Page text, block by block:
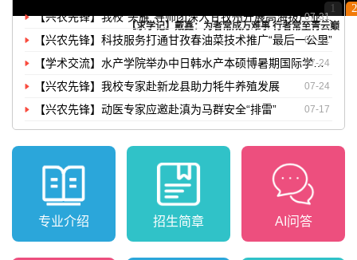
1 2
【求学记】戴鑫：为者常成万难事 行者常至青云巅
【兴农先锋】我校“头雁”导师团深入甘孜州开展高海拔产业帮扶
07-31
【兴农先锋】科技服务打通甘孜春油菜技术推广“最后一公里”
07-31
【学术交流】水产学院举办中日韩水产本硕博暑期国际学术交流活动07-24
【兴农先锋】我校专家赴新龙县助力牦牛养殖发展 07-24
【兴农先锋】动医专家应邀赴滇为马群安全“排雷” 07-17
专业介绍 招生简章 AI问答